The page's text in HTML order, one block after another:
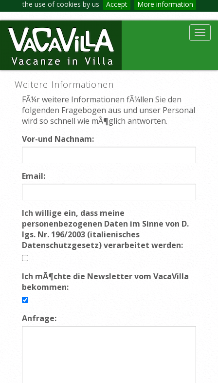
the use of cookies by us Accept More information
Weitere Informationen
FÃ¼r weitere Informationen fÃ¼llen Sie den
folgenden Fragebogen aus und unser Personal
wird so schnell wie mÃ¶glich antworten.
Vor-und Nachnam:
Email:
Ich willige ein, dass meine
personenbezogenen Daten im Sinne von D.
lgs. Nr. 196/2003 (italienisches
Datenschutzgesetz) verarbeitet werden:
Ich mÃ¶chte die Newsletter vom VacaVilla
bekommen:
Anfrage: